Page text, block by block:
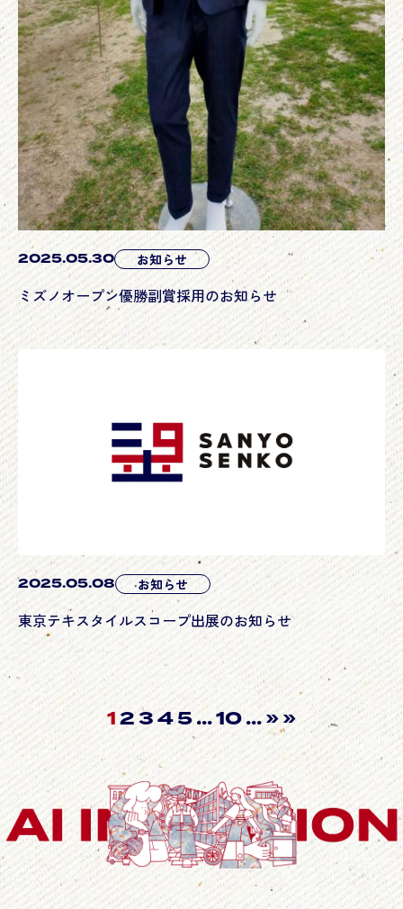
2025.05.30 お知らせ
ミズノオープン優勝副賞採用のお知らせ
2025.05.08 お知らせ
東京テキスタイルスコープ出展のお知らせ
12345...10...»»